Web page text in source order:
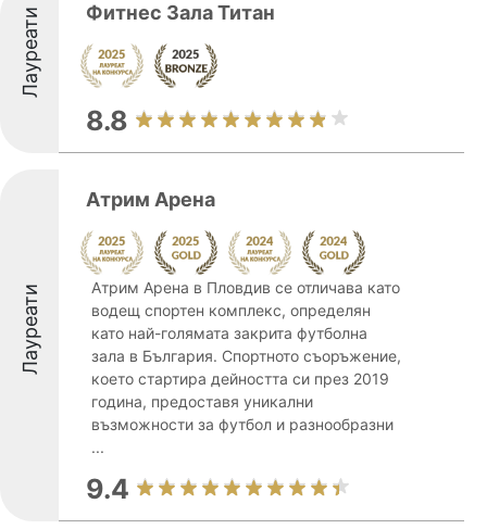
Лауреати Фитнес Зала Титан
8.8
Лауреати
Атрим Арена
Атрим Арена в Пловдив се отличава като
водещ спортен комплекс, определян
като най-голямата закрита футболна
зала в България. Спортното съоръжение,
което стартира дейността си през 2019
година, предоставя уникални
възможности за футбол и разнообразни
...
9.4